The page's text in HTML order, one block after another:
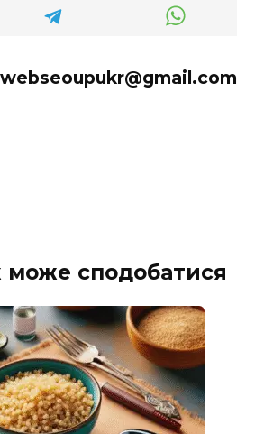
webseoupukr@gmail.com
може сподобатися